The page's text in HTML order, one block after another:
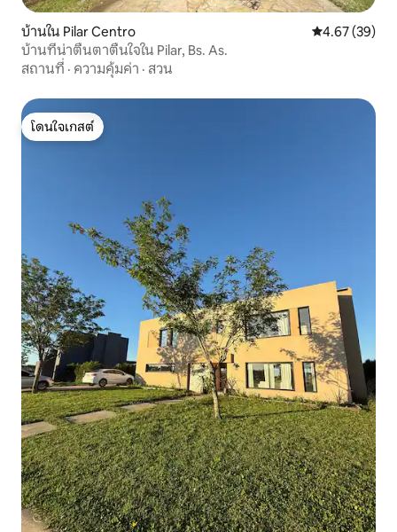
บ้านใน Pilar Centro คะแนนเฉลี่ย
4.67 (39)
บ้านที่น่าตื่นตาตื่นใจใน Pilar, Bs. As.
สถานที่ · ความคุ้มค่า · สวน
โดนใจเกสต์
โดนใจเกสต์